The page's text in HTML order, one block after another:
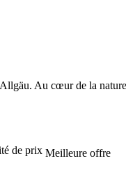
Au cœur de la
de prix Meilleure offre